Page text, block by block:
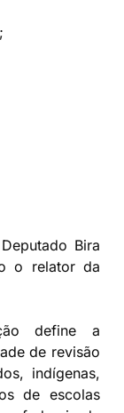
Bira
o relator da
define a
de revisão
indígenas,
de escolas